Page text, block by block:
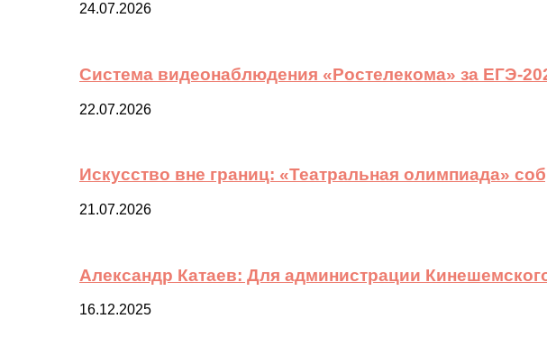
24.07.2026
Система видеонаблюдения «Ростелекома» за ЕГЭ-
22.07.2026
Искусство вне границ: «Театральная олимпиада»
21.07.2026
Александр Катаев: Для администрации
16.12.2025